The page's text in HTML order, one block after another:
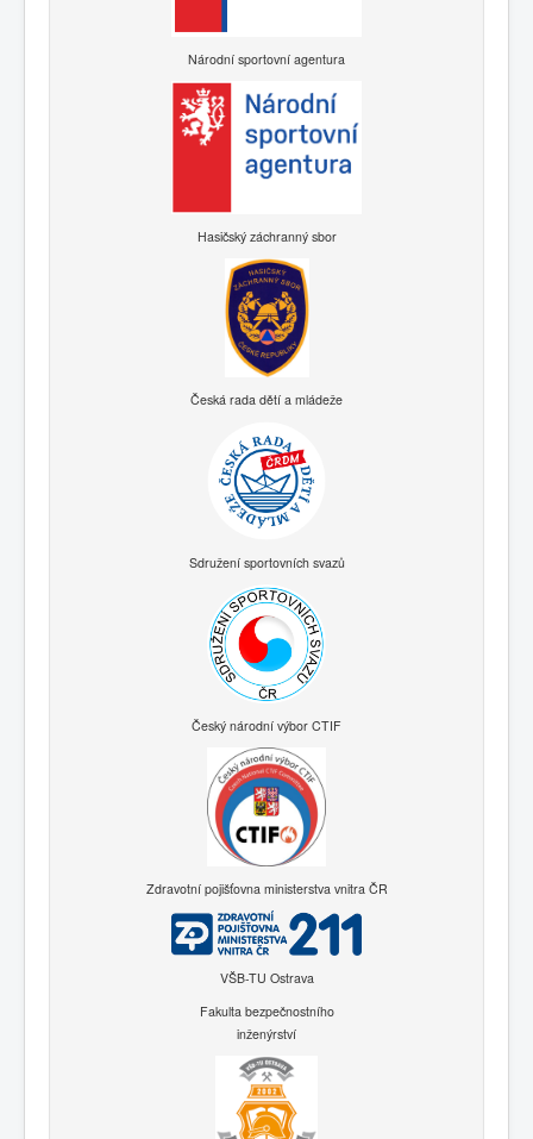
Národní sportovní agentura
Hasičský záchranný sbor
Česká rada dětí a mládeže
Sdružení sportovních svazů
Český národní výbor CTIF
Zdravotní pojišťovna ministerstva vnitra ČR
VŠB-TU Ostrava
Fakulta bezpečnostního
inženýrství